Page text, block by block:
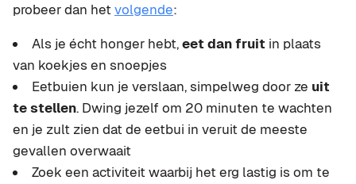
probeer dan het volgende:
Als je écht honger hebt,eet dan fruit in plaats
van koekjes en snoepjes
Eetbuien kun je verslaan, simpelweg door ze uit
te stellen. Dwing jezelf om 20 minuten te wachten
en je zult zien dat de eetbui in veruit de meeste
gevallen overwaait
Zoek een activiteit waarbij het erg lastig is om te